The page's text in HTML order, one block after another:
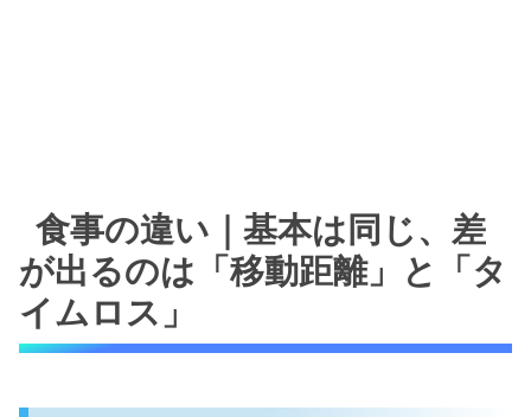
食事の違い｜基本は同じ、差
が出るのは「移動距離」と「タ
イムロス」